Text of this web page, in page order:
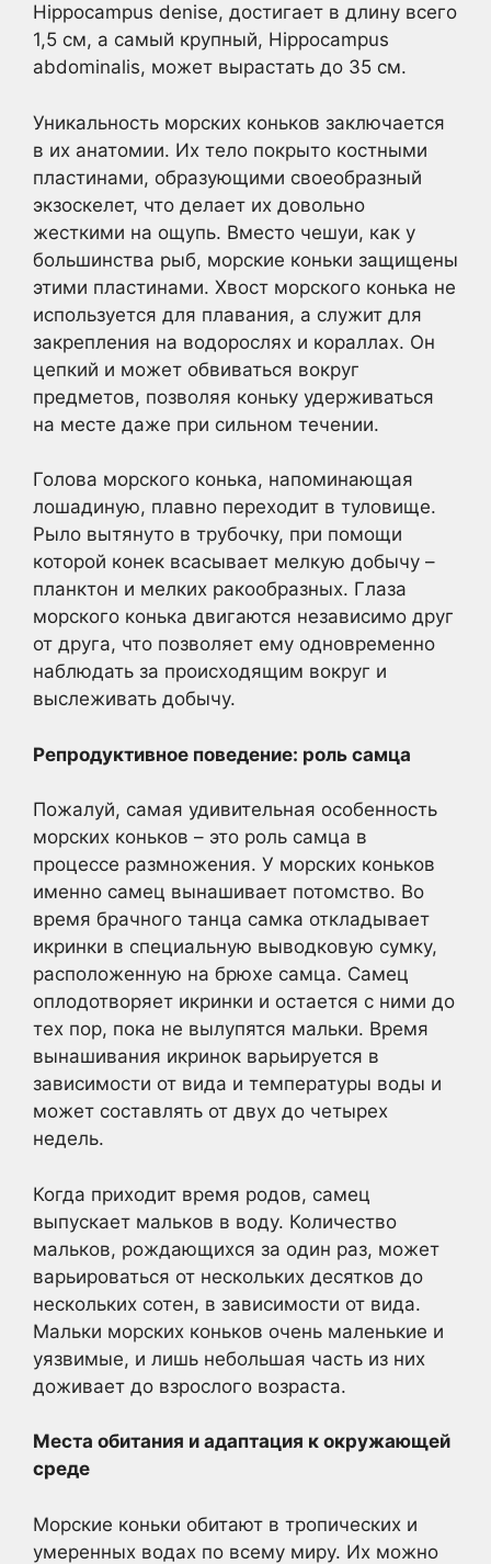
Hippocampus denise, достигает в длину всего
1,5 см, а самый крупный, Hippocampus
abdominalis, может вырастать до 35 см.
Уникальность морских коньков заключается
в их анатомии. Их тело покрыто костными
пластинами, образующими своеобразный
экзоскелет, что делает их довольно
жесткими на ощупь. Вместо чешуи, как у
большинства рыб, морские коньки защищены
этими пластинами. Хвост морского конька не
используется для плавания, а служит для
закрепления на водорослях и кораллах. Он
цепкий и может обвиваться вокруг
предметов, позволяя коньку удерживаться
на месте даже при сильном течении.
Голова морского конька, напоминающая
лошадиную, плавно переходит в туловище.
Рыло вытянуто в трубочку, при помощи
которой конек всасывает мелкую добычу –
планктон и мелких ракообразных. Глаза
морского конька двигаются независимо друг
от друга, что позволяет ему одновременно
наблюдать за происходящим вокруг и
выслеживать добычу.
Репродуктивное поведение: роль самца
Пожалуй, самая удивительная особенность
морских коньков – это роль самца в
процессе размножения. У морских коньков
именно самец вынашивает потомство. Во
время брачного танца самка откладывает
икринки в специальную выводковую сумку,
расположенную на брюхе самца. Самец
оплодотворяет икринки и остается с ними до
тех пор, пока не вылупятся мальки. Время
вынашивания икринок варьируется в
зависимости от вида и температуры воды и
может составлять от двух до четырех
недель.
Когда приходит время родов, самец
выпускает мальков в воду. Количество
мальков, рождающихся за один раз, может
варьироваться от нескольких десятков до
нескольких сотен, в зависимости от вида.
Мальки морских коньков очень маленькие и
уязвимые, и лишь небольшая часть из них
доживает до взрослого возраста.
Места обитания и адаптация к окружающей
среде
Морские коньки обитают в тропических и
умеренных водах по всему миру. Их можно